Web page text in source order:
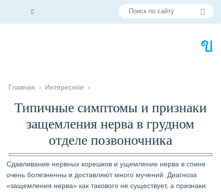
Главная › Интересное ›
Типичные симптомы и признаки
защемления нерва в грудном
отделе позвоночника
Сдавливание нервных корешков и ущемление нерва в спине
очень болезненны и доставляют много мучений. Диагноза
«защемления нерва» как такового не существует, а признаки